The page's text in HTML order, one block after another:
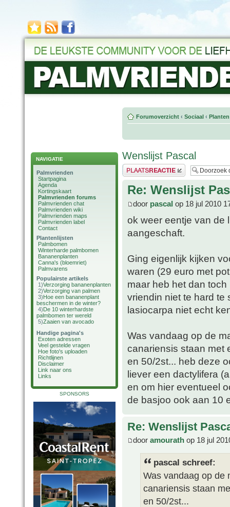
NAVIGATIE
Palmvrienden
Startpagina
Agenda
Kortingskaart
Palmvrienden forums
Palmvrienden chat
Palmvrienden wiki
Palmvrienden maps
Palmvrienden label
Contact
Plantenlijsten
Palmbomen
Winterharde palmbomen
Bananenplanten
Canna's (bloemriet)
Palmvarens
Populairste artikels
1)Verzorging bananenplanten
2)Verzorging van palmen
3)Hoe een bananenplant
beschermen in de winter?
4)De 10 winterhardste
palmbomen ter wereld
5)Zaaien van avocado
Handige pagina's
Exoten adressen
Veel gestelde vragen
Hoe foto's uploaden
Richtlijnen
Disclaimer
Link naar ons
Links
SPONSORS
Forumoverzicht ‹ Sociaal ‹
Wenslijst Pascal
Plaats een reactie
Re: Wenslijst
door pascal op 18 jul 2010
ok weer eentje van de
aangeschaft.
Ging eigenlijk kijken
waren (29 euro met
maar heb het dan
vriendin niet te hard
lasiocarpa niet echt
Was vandaag op de
canariensis staan met
en 50/2st... heb deze
liever een dactylifera
en om hier eventueel
de basjoo ook aan 10
Re: Wenslijst
door amourath op 18 jul
pascal schreef:
Was vandaag op de
canariensis staan
en 50/2st...